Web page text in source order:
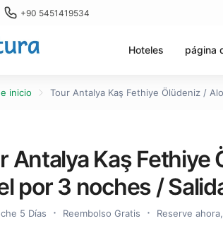
+90 5451419534
Hoteles página
inicio Tour Antalya Kaş Fethiye Ölüdeniz /
Antalya Kaş
por 3 noches /
5 Días Reembolso Gratis Reserve